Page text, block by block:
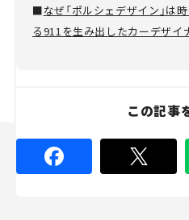
■なぜ「ポルシェデザイン」は
る911を生み出したカーデザイ
この記事
KURU KURAについて 広告掲載 プ
FAQ